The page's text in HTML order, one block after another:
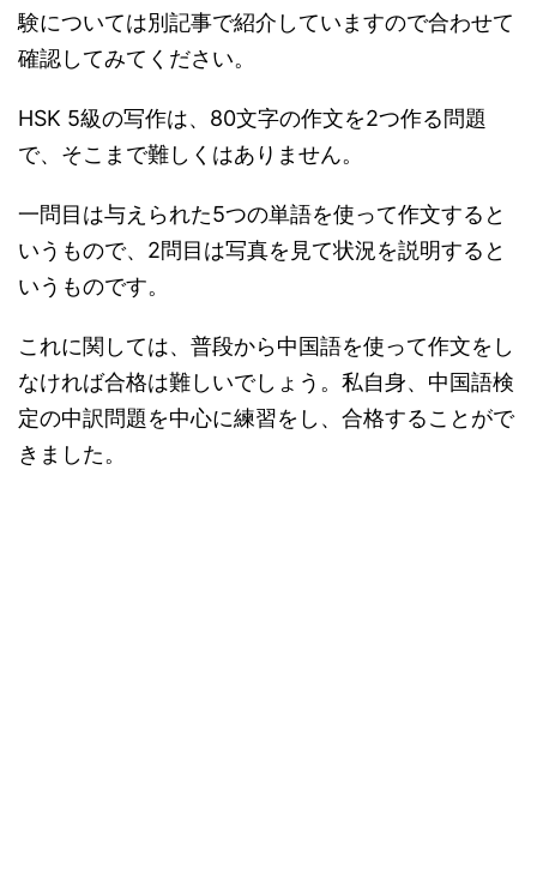
験については別記事で紹介していますので合わせて
確認してみてください。
HSK 5級の写作は、80文字の作文を2つ作る問題
で、そこまで難しくはありません。
一問目は与えられた5つの単語を使って作文すると
いうもので、2問目は写真を見て状況を説明すると
いうものです。
これに関しては、普段から中国語を使って作文をし
なければ合格は難しいでしょう。私自身、中国語検
定の中訳問題を中心に練習をし、合格することがで
きました。